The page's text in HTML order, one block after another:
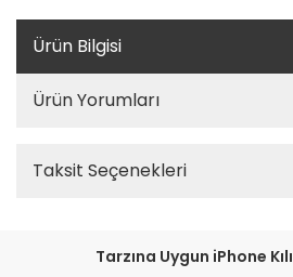
Ürün Bilgisi
Ürün Yorumları
Taksit Seçenekleri
Tarzına Uygun iPhone